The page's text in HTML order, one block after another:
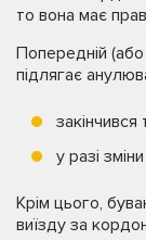
то вона має
Попередній
підлягає
закінчився
у разі
Крім цього,
виїзду за